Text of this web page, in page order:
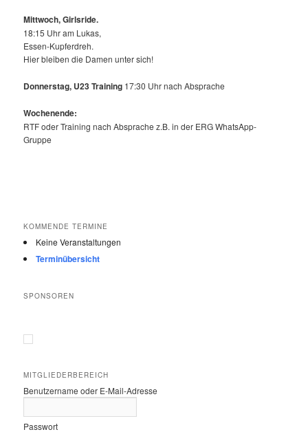
Mittwoch,Girlsride.
18:15 Uhr am Lukas,
Essen-Kupferdreh.
Hier bleiben die Damen unter sich!
Donnerstag, U23 Training 17:30 Uhr nach Absprache
Wochenende:
RTF oder Training nach Absprache z.B. in der ERG WhatsApp-
Gruppe
KOMMENDE TERMINE
Keine Veranstaltungen
Terminübersicht
SPONSOREN
MITGLIEDERBEREICH
Benutzername oder E-Mail-Adresse
Passwort